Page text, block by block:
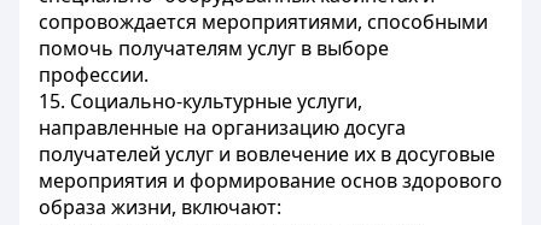
сопровождается мероприятиями, способными
помочь получателям услуг в выборе
профессии.
15. Социально-культурные услуги,
направленные на организацию досуга
получателей услуг и вовлечение их в досуговые
мероприятия и формирование основ здорового
образа жизни, включают: